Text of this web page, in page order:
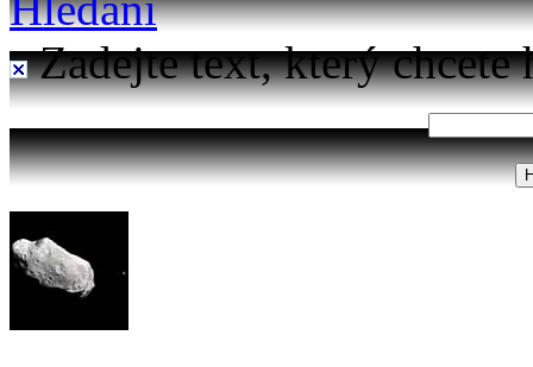
Zadejte text, který chcete